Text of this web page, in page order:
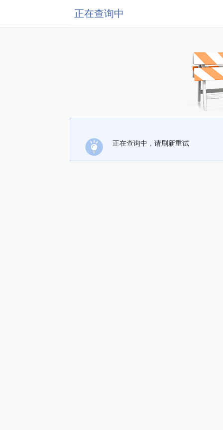
正在查询中
正在查询中，请刷新重试